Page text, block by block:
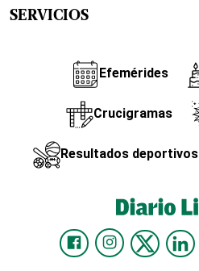
SERVICIOS
Efemérides
Crucigramas
Resultados deportivos